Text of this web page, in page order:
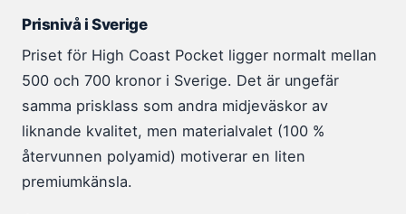
Prisnivå i Sverige
Priset för High Coast Pocket ligger normalt mellan
500 och 700 kronor i Sverige. Det är ungefär
samma prisklass som andra midjeväskor av
liknande kvalitet, men materialvalet (100 %
återvunnen polyamid) motiverar en liten
premiumkänsla.